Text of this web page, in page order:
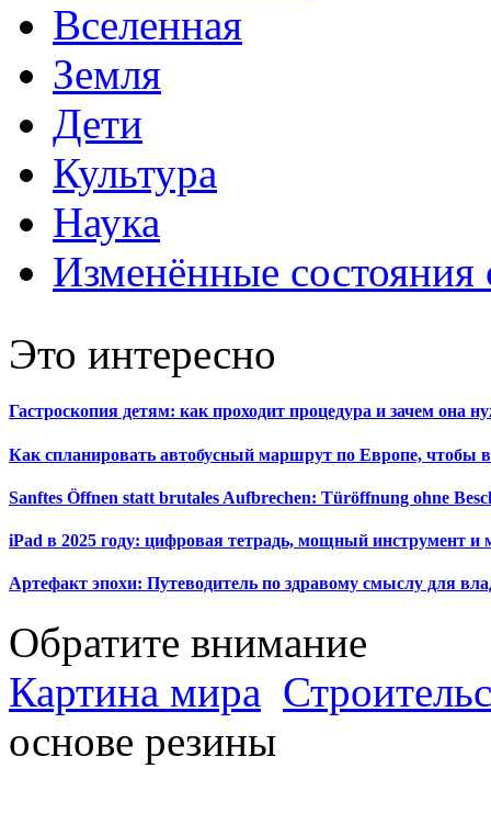
Вселенная
Земля
Дети
Культура
Наука
Изменённые состояния
Это интересно
Гастроскопия детям: как проходит процедура и зачем она
Как спланировать автобусный маршрут по Европе, чтобы
Sanftes Öffnen statt brutales Aufbrechen: Türöffnung ohne
iPad в 2025 году: цифровая тетрадь, мощный инструмент и
Артефакт эпохи: Путеводитель по здравому смыслу для
Обратите внимание
Картина мира
основе резины